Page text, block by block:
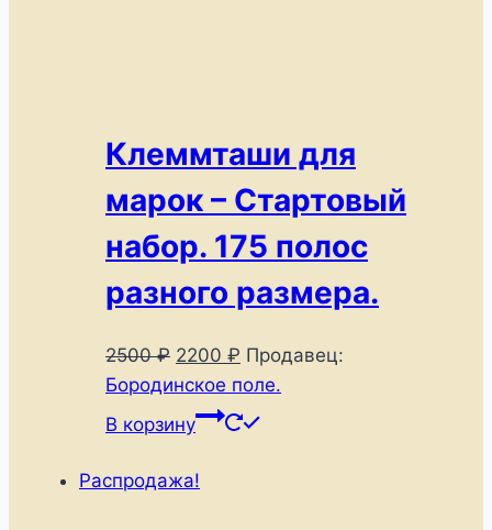
Клеммташи для
марок – Стартовый
набор. 175 полос
разного размера.
2500₽ Первоначальная
цена
составляла
2200 ₽ Текущая
цена:
2200 ₽.
Продавец:
Бородинское поле.
В корзину
Распродажа!